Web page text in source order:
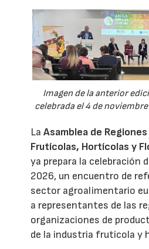
Imagen de la anterior
celebrada el 4 de
LaAsamblea de
Frutícolas, Hortícolas y
ya prepara la celebración
2026, un encuentro de
sector agroalimentario
a representantes de las
organizaciones de
de la industria frutícola y